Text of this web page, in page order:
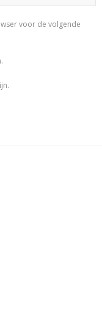
voor de volgende